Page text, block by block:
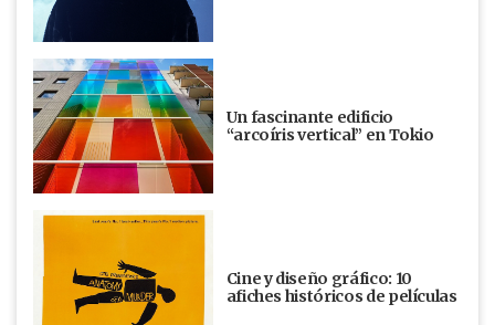
Un fascinante edificio
“arcoíris vertical” en Tokio
Cine y diseño gráfico: 10
afiches históricos de películas